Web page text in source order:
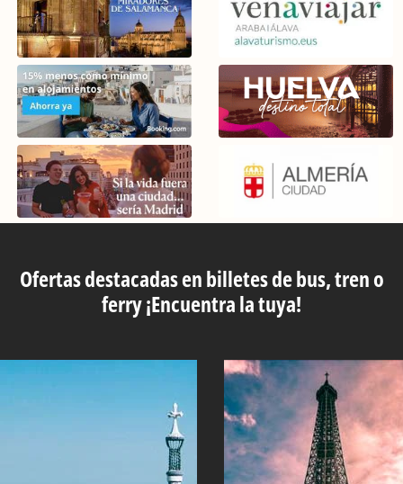
Ofertas destacadas en billetes de bus, tren o
ferry ¡Encuentra la tuya!